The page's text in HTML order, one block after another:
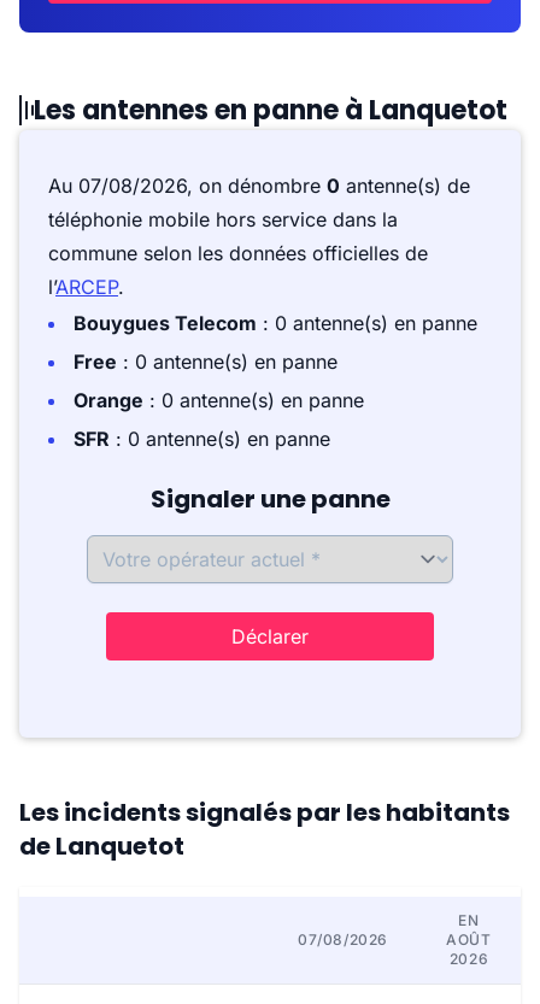
Les antennes en panne à Lanquetot
Au 07/08/2026, on dénombre 0 antenne(s) de
téléphonie mobile hors service dans la
commune selon les données officielles de
l’ARCEP.
Bouygues Telecom : 0 antenne(s) en panne
Free : 0 antenne(s) en panne
Orange : 0 antenne(s) en panne
SFR : 0 antenne(s) en panne
Signaler une panne
Déclarer
Les incidents signalés par les habitants
de Lanquetot
07/08/2026
EN
AOÛT
2026